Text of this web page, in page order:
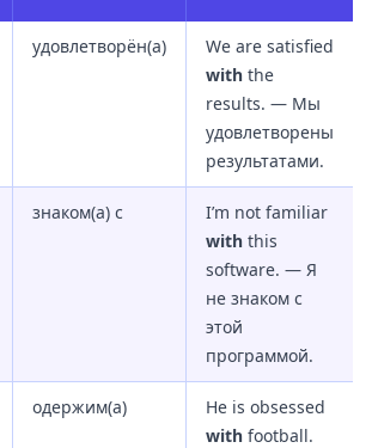
удовлетворён(а)
We are satisfied
with the
results. — Мы
удовлетворены
результатами.
знаком(а) с
I’m not familiar
with this
software. — Я
не знаком с
этой
программой.
одержим(а)
He is obsessed
with football.